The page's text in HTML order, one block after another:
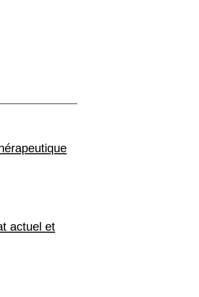
actuel et